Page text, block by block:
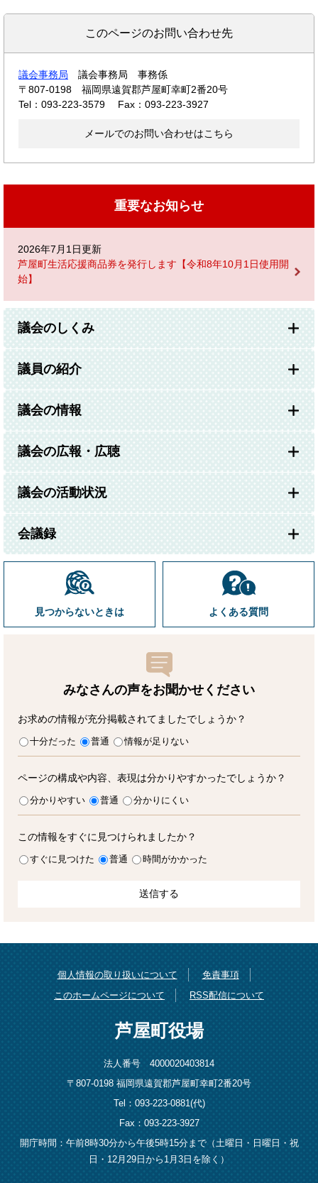
このページのお問い合わせ先
議会事務局
議会事務局 事務係
〒807-0198
福岡県遠賀郡芦屋町幸町2番20号
Tel：093-223-3579
Fax：093-223-3927
メールでのお問い合わせはこちら
重要なお知らせ
2026年7月1日更新
芦屋町生活応援商品券を発行します【令和8年10月1日使用開
始】
議会のしくみ
議員の紹介
議会の情報
議会の広報・広聴
議会の活動状況
会議録
見つからないときは よくある質問
みなさんの声をお聞かせ ください
お求めの情報が充分掲載されてましたでしょうか？
十分だった 普通 情報が足りない
ページの構成や内容、表現は分かりやすかったでしょうか？
分かりやすい 普通 分かりにくい
この情報をすぐに見つけられましたか？
すぐに見つけた 普通 時間がかかった
個人情報の取り扱いについて
免責事項
このホームページについて
RSS配信について
芦屋町役場
法人番号 4000020403814
〒807-0198 福岡県遠賀郡芦屋町幸町2番20号
Tel：093-223-0881(代)
Fax：093-223-3927
開庁時間：午前8時30分から午後5時15分まで（土曜日・日曜日・祝
日・12月29日から1月3日を除く）